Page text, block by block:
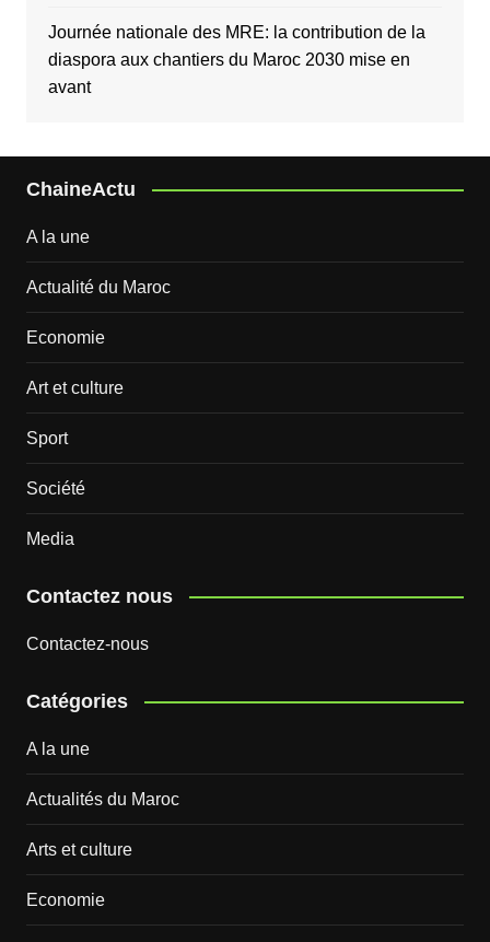
Journée nationale des MRE: la contribution de la
diaspora aux chantiers du Maroc 2030 mise en
avant
ChaineActu
A la une
Actualité du Maroc
Economie
Art et culture
Sport
Société
Media
Contactez nous
Contactez-nous
Catégories
A la une
Actualités du Maroc
Arts et culture
Economie